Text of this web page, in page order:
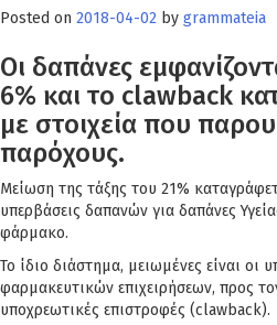
Posted on 2018-04-02 by grammateia
Οι δαπάνες
6% και το clawback
με στοιχεία που
παρόχους.
Μείωση της τάξης του 21%
υπερβάσεις δαπανών για δαπάνες
φάρμακο.
Το ίδιο διάστημα, μειωμένες είναι
φαρμακευτικών επιχειρήσεων, προς
υποχρεωτικές επιστροφές (clawback).